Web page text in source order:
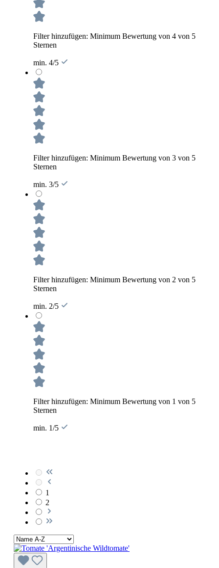
Filter hinzufügen: Minimum Bewertung von 4 von 5
Sternen
min. 4/5
Filter hinzufügen: Minimum Bewertung von 3 von 5
Sternen
min. 3/5
Filter hinzufügen: Minimum Bewertung von 2 von 5
Sternen
min. 2/5
Filter hinzufügen: Minimum Bewertung von 1 von 5
Sternen
min. 1/5
1
2